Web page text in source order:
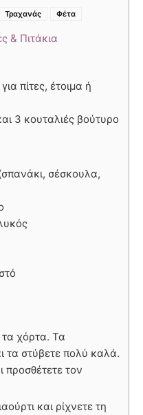
Τραχανάς Φέτα
& Πιτάκια
πίτες, έτοιμα ή
3 κουταλιές βούτυρο
σέσκουλα,
τα χόρτα. Τα
τα στύβετε πολύ καλά.
προσθέτετε τον
και ρίχνετε τη